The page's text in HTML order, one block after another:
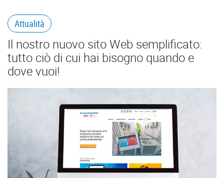
Attualità
Il nostro nuovo sito Web semplificato:
tutto ciò di cui hai bisogno quando e
dove vuoi!